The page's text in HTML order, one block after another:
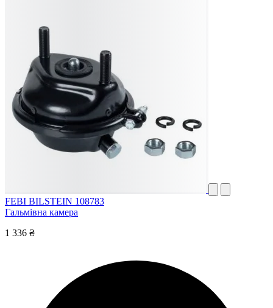
FEBI BILSTEIN 108783
Гальмівна камера
1 336 ₴